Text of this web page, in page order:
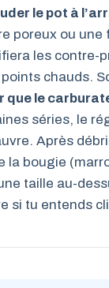
le pot à
poreux ou une
les contre-
chauds.
que le
séries, le
Après
la bougie
taille au-
si tu entends